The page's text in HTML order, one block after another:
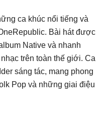
ca khúc nổi tiếng và
Bài hát được
Native và nhanh
trên toàn thế giới. Ca
sáng tác, mang phong
Pop và những giai điệu